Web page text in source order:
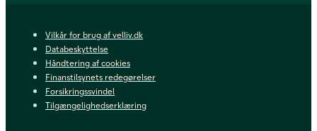
Vilkår for brug af velliv.dk
Databeskyttelse
Håndtering af cookies
Finanstilsynets redegørelser
Forsikringssvindel
Tilgængelighedserklæring